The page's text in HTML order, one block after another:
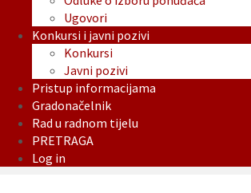
Ugovori
Konkursi i javni pozivi
Konkursi
Javni pozivi
Pristup informacijama
Gradonačelnik
Rad u radnom tijelu
PRETRAGA
Log in